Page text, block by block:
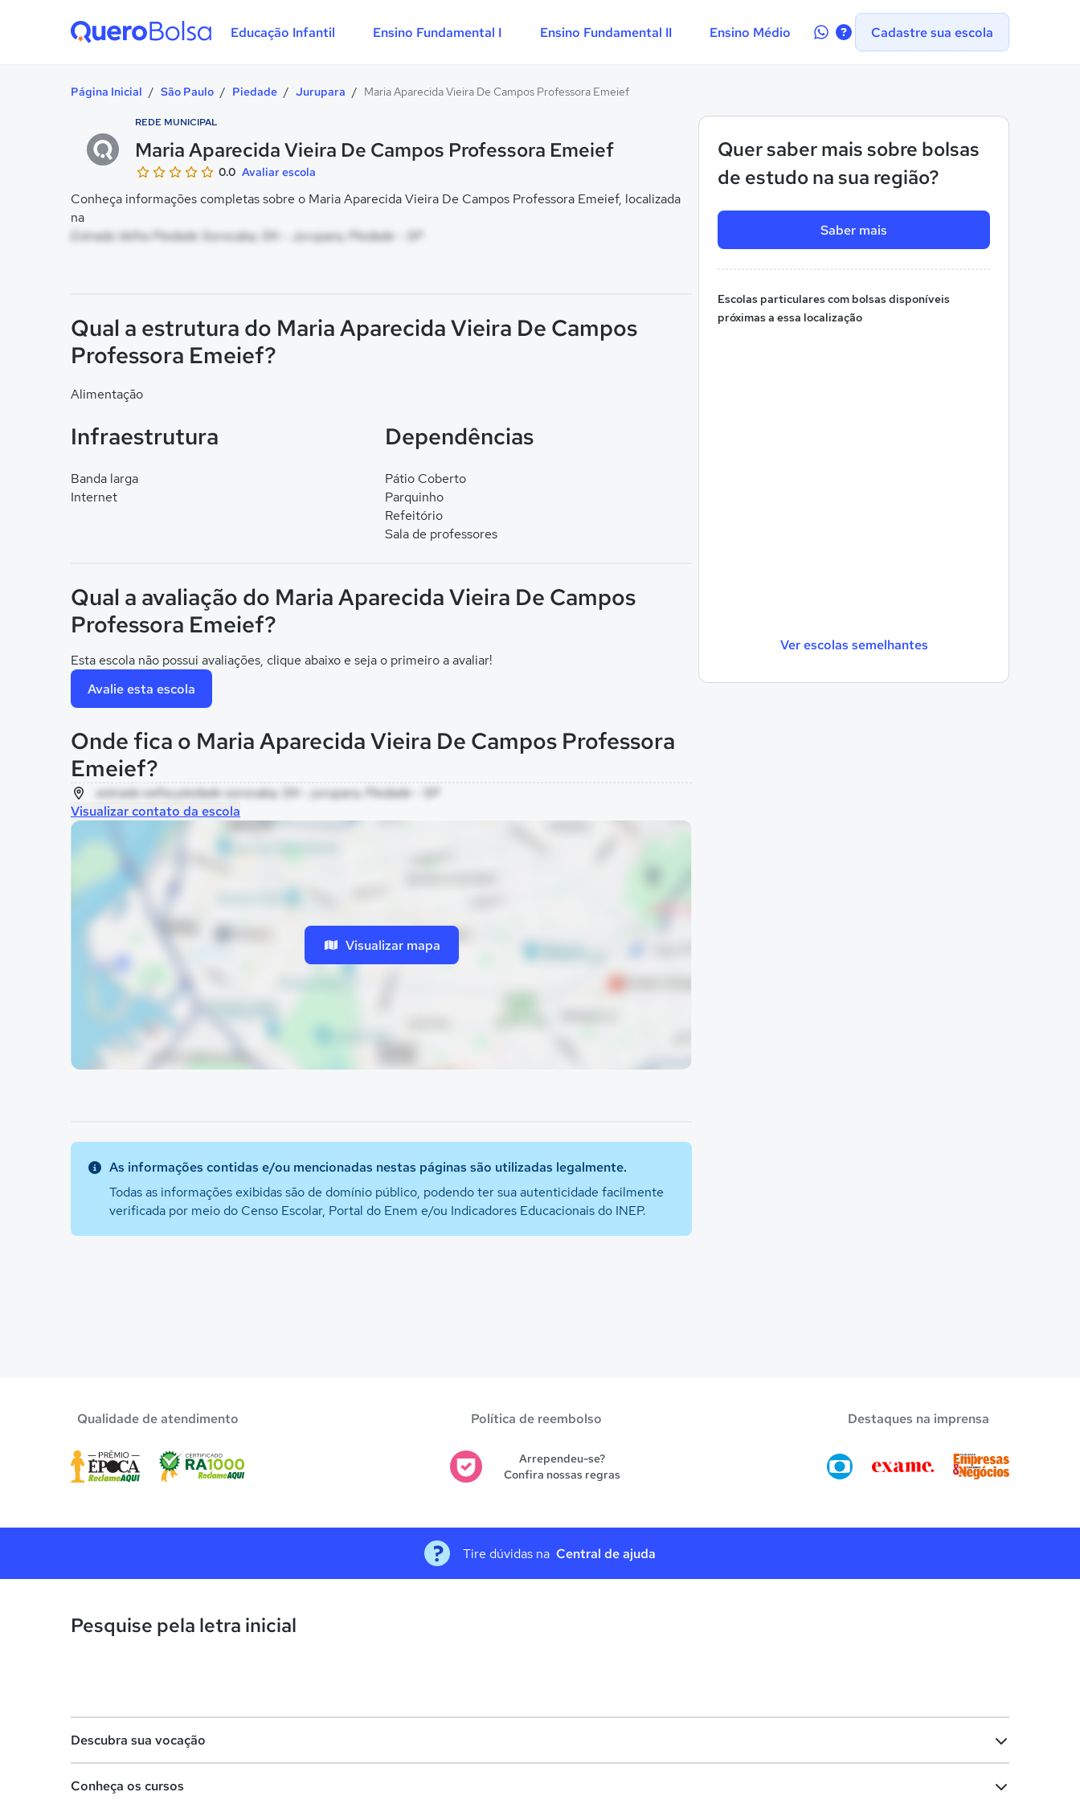
Educação Infantil Ensino Fundamental I Ensino Fundamental II Ensino Médio
Contate-Cadastre sua escola
Página Inicial / São Paulo / Piedade / Jurupara / Maria Aparecida Vieira De Campos Professora Emeief
REDE MUNICIPAL
Maria Aparecida Vieira De Campos Professora Emeief
0.0 Avaliar escola
Conheça informações completas sobre o Maria Aparecida Vieira De Campos Professora Emeief, localizada
na
Estrada Velha Piedade Sorocaba, SN - Jurupara, Piedade - SP
Quer saber mais sobre bolsas
de estudo na sua região?
Saber mais
Escolas particulares com bolsas disponíveis
próximas a essa localização
Ver escolas semelhantes
Qual a estrutura do Maria Aparecida Vieira De Campos
Professora Emeief?
Alimentação
Infraestrutura
Banda larga
Internet
Dependências
Pátio Coberto
Parquinho
Refeitório
Sala de professores
Qual a avaliação do Maria Aparecida Vieira De Campos
Professora Emeief?
Esta escola não possui avaliações, clique abaixo e seja o primeiro a avaliar!
Avalie esta escola
Onde fica o Maria Aparecida Vieira De Campos Professora
Emeief?
estrada velha piedade sorocaba, SN - jurupara, Piedade - SP
Visualizar contato da escola
Visualizar mapa
As informações contidas e/ou mencionadas nestas páginas são utilizadas legalmente.
Todas as informações exibidas são de domínio público, podendo ter sua autenticidade facilmente
verificada por meio do Censo Escolar, Portal do Enem e/ou Indicadores Educacionais do INEP.
Qualidade de atendimento Política de reembolso
Arrependeu-se?
Confira nossas regras
Destaques na imprensa
Tire dúvidas na Central de ajuda
Pesquise pela letra inicial
Descubra sua vocação
Conheça os cursos